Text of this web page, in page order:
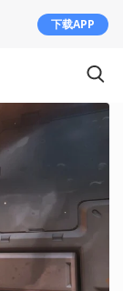
下载APP